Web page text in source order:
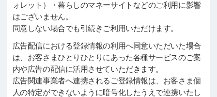
ォレット）・暮らしのマネーサイトなどのご利用に影響
はございません。
同意しない場合でも引続きご利用いただけます。
広告配信における登録情報の利用へ同意いただいた場合
は、お客さまひとりひとりにあった各種サービスのご案
内や広告の配信に活用させていただきます。
広告関連事業者へ連携されるご登録情報は、お客さま個
人の特定ができないように暗号化したうえで連携いたし